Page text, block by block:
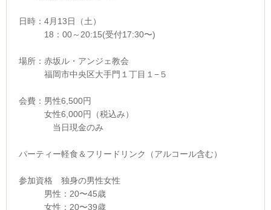
日時：4月13日（土）
18：00～20:15(受付17:30〜)
場所：赤坂ル・アンジェ教会
福岡市中央区大手門１丁目１−５
会費：男性6,500円
女性6,000円（税込み）
当日現金のみ
パーティー軽食＆フリードリンク（アルコール含む）
参加資格 独身の男性女性
男性：20〜45歳
女性：20〜39歳